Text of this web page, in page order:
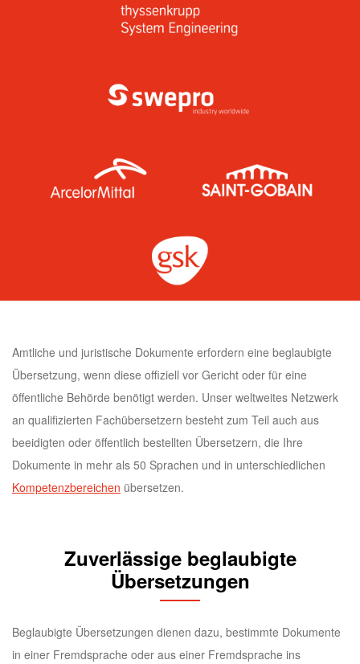
Amtliche und juristische Dokumente erfordern eine beglaubigte
Übersetzung, wenn diese offiziell vor Gericht oder für eine
öffentliche Behörde benötigt werden. Unser weltweites Netzwerk
an qualifizierten Fachübersetzern besteht zum Teil auch aus
beeidigten oder öffentlich bestellten Übersetzern, die Ihre
Dokumente in mehr als 50 Sprachen und in unterschiedlichen
Kompetenzbereichen übersetzen.
Zuverlässige beglaubigte
Übersetzungen
Beglaubigte Übersetzungen dienen dazu, bestimmte Dokumente
in einer Fremdsprache oder aus einer Fremdsprache ins